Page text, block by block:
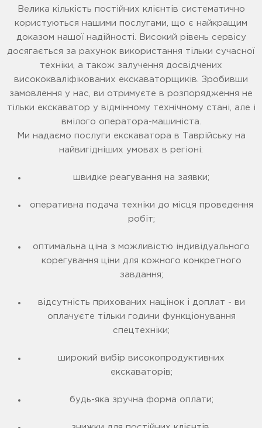
Велика кількість постійних клієнтів систематично
користуються нашими послугами, що є найкращим
доказом нашої надійності. Високий рівень сервісу
досягається за рахунок використання тільки сучасної
техніки, а також залучення досвідчених
висококваліфікованих екскаваторщиків. Зробивши
замовлення у нас, ви отримуєте в розпорядження не
тільки екскаватор у відмінному технічному стані, але і
вмілого оператора-машиніста.
Ми надаємо послуги екскаватора в Таврійську на
найвигідніших умовах в регіоні:
швидке реагування на заявки;
оперативна подача техніки до місця проведення
робіт;
оптимальна ціна з можливістю індивідуального
корегування ціни для кожного конкретного
завдання;
відсутність прихованих націнок і доплат - ви
оплачуєте тільки години функціонування
спецтехніки;
широкий вибір високопродуктивних
екскаваторів;
будь-яка зручна форма оплати;